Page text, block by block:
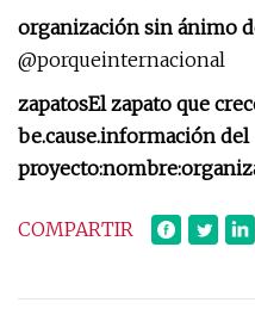
organización sin ánimo
@porqueinternacional
zapatosEl zapato que
be.cause.información del
proyecto:nombre:
COMPARTIR